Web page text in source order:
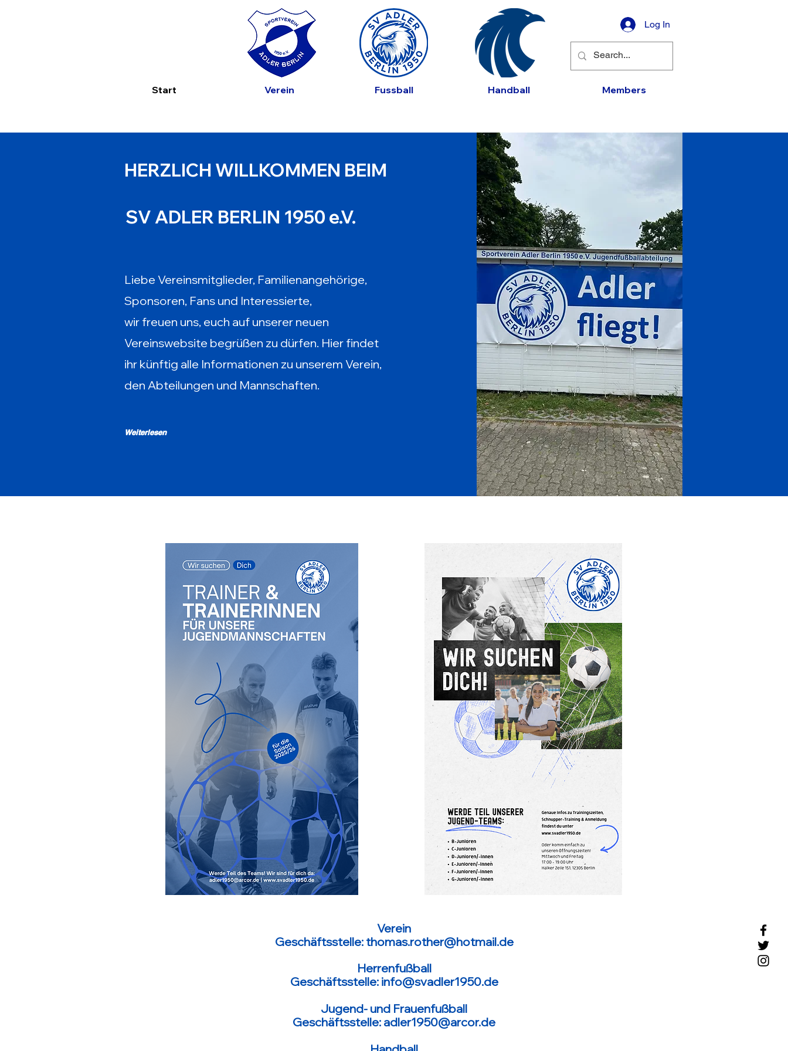
Log In
Start Verein Fussball Handball Members
HERZLICH WILLKOMMEN BEIM
SV ADLER BERLIN 1950 e.V.
Liebe Vereinsmitglieder, Familienangehörige,
Sponsoren, Fans und Interessierte,
wir freuen uns, euch auf unserer neuen
Vereinswebsite begrüßen zu dürfen. Hier findet
ihr künftig alle Informationen zu unserem Verein,
den Abteilungen und Mannschaften.
Weiterlesen
Verein
Geschäftsstelle: thomas.rother@hotmail.de
Herrenfußball
Geschäftsstelle: info@svadler1950.de
Jugend- und Frauenfußball
Geschäftsstelle: adler1950@arcor.de